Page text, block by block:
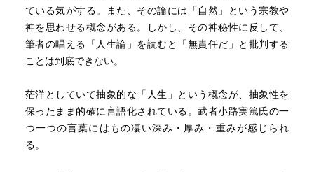
ている気がする。また、その論には「自然」という宗教や
神を思わせる概念がある。しかし、その神秘性に反して、
筆者の唱える「人生論」を読むと「無責任だ」と批判する
ことは到底できない。
茫洋としていて抽象的な「人生」という概念が、抽象性を
保ったまま的確に言語化されている。武者小路実篤氏の一
つ一つの言葉にはもの凄い深み・厚み・重みが感じられ
る。